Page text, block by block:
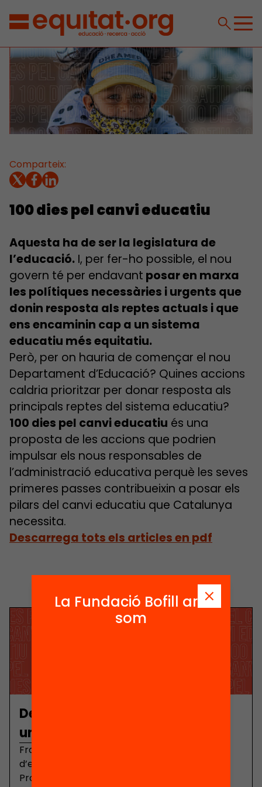
Comparteix:
100 dies pel canvi educatiu
Aquesta ha de ser la legislatura de
l’educació. I, per fer-ho possible, el nou
govern té per endavant posar en marxa
les polítiques necessàries i urgents que
donin resposta als reptes actuals i que
ens encaminin cap a un sistema
educatiu més equitatiu.
Però, per on hauria de començar el nou
Departament d’Educació? Quines accions
caldria prioritzar per donar resposta als
principals reptes del sistema educatiu?
100 dies pel canvi educatiu és una
proposta de les accions que podrien
impulsar els nous responsables de
l’administració educativa perquè les seves
primeres passes contribueixin a posar els
pilars del canvi educatiu que Catalunya
necessita.
Descarrega tots els articles en pdf
De la gestió a la reforma per fer
un salt en equitat
Francesc Colomé ha estat inspector
d’educació, Director General de Formació
Professional del Ministerio de Educación i
La Fundació Bofill ara
som